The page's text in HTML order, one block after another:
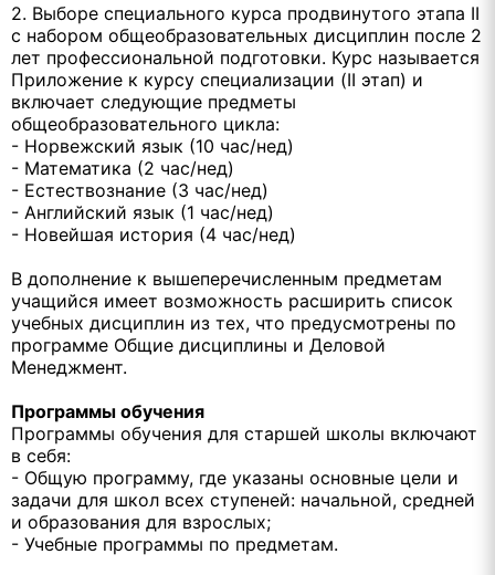
2. Выборе специального курса продвинутого этапа II
с набором общеобразовательных дисциплин после 2
лет профессиональной подготовки. Курс называется
Приложение к курсу специализации (II этап) и
включает следующие предметы
общеобразовательного цикла:
- Норвежский язык (10 час/нед)
- Математика (2 час/нед)
- Естествознание (3 час/нед)
- Английский язык (1 час/нед)
- Новейшая история (4 час/нед)
В дополнение к вышеперечисленным предметам
учащийся имеет возможность расширить список
учебных дисциплин из тех, что предусмотрены по
программе Общие дисциплины и Деловой
Менеджмент.
Программы обучения
Программы обучения для старшей школы включают
в себя:
- Общую программу, где указаны основные цели и
задачи для школ всех ступеней: начальной, средней
и образования для взрослых;
- Учебные программы по предметам.